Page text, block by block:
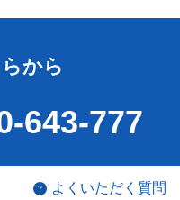
から
643-777
よくいただく質問